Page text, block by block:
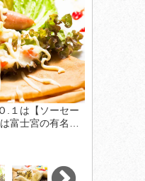
.１は【ソーセー
富士宮の有名…